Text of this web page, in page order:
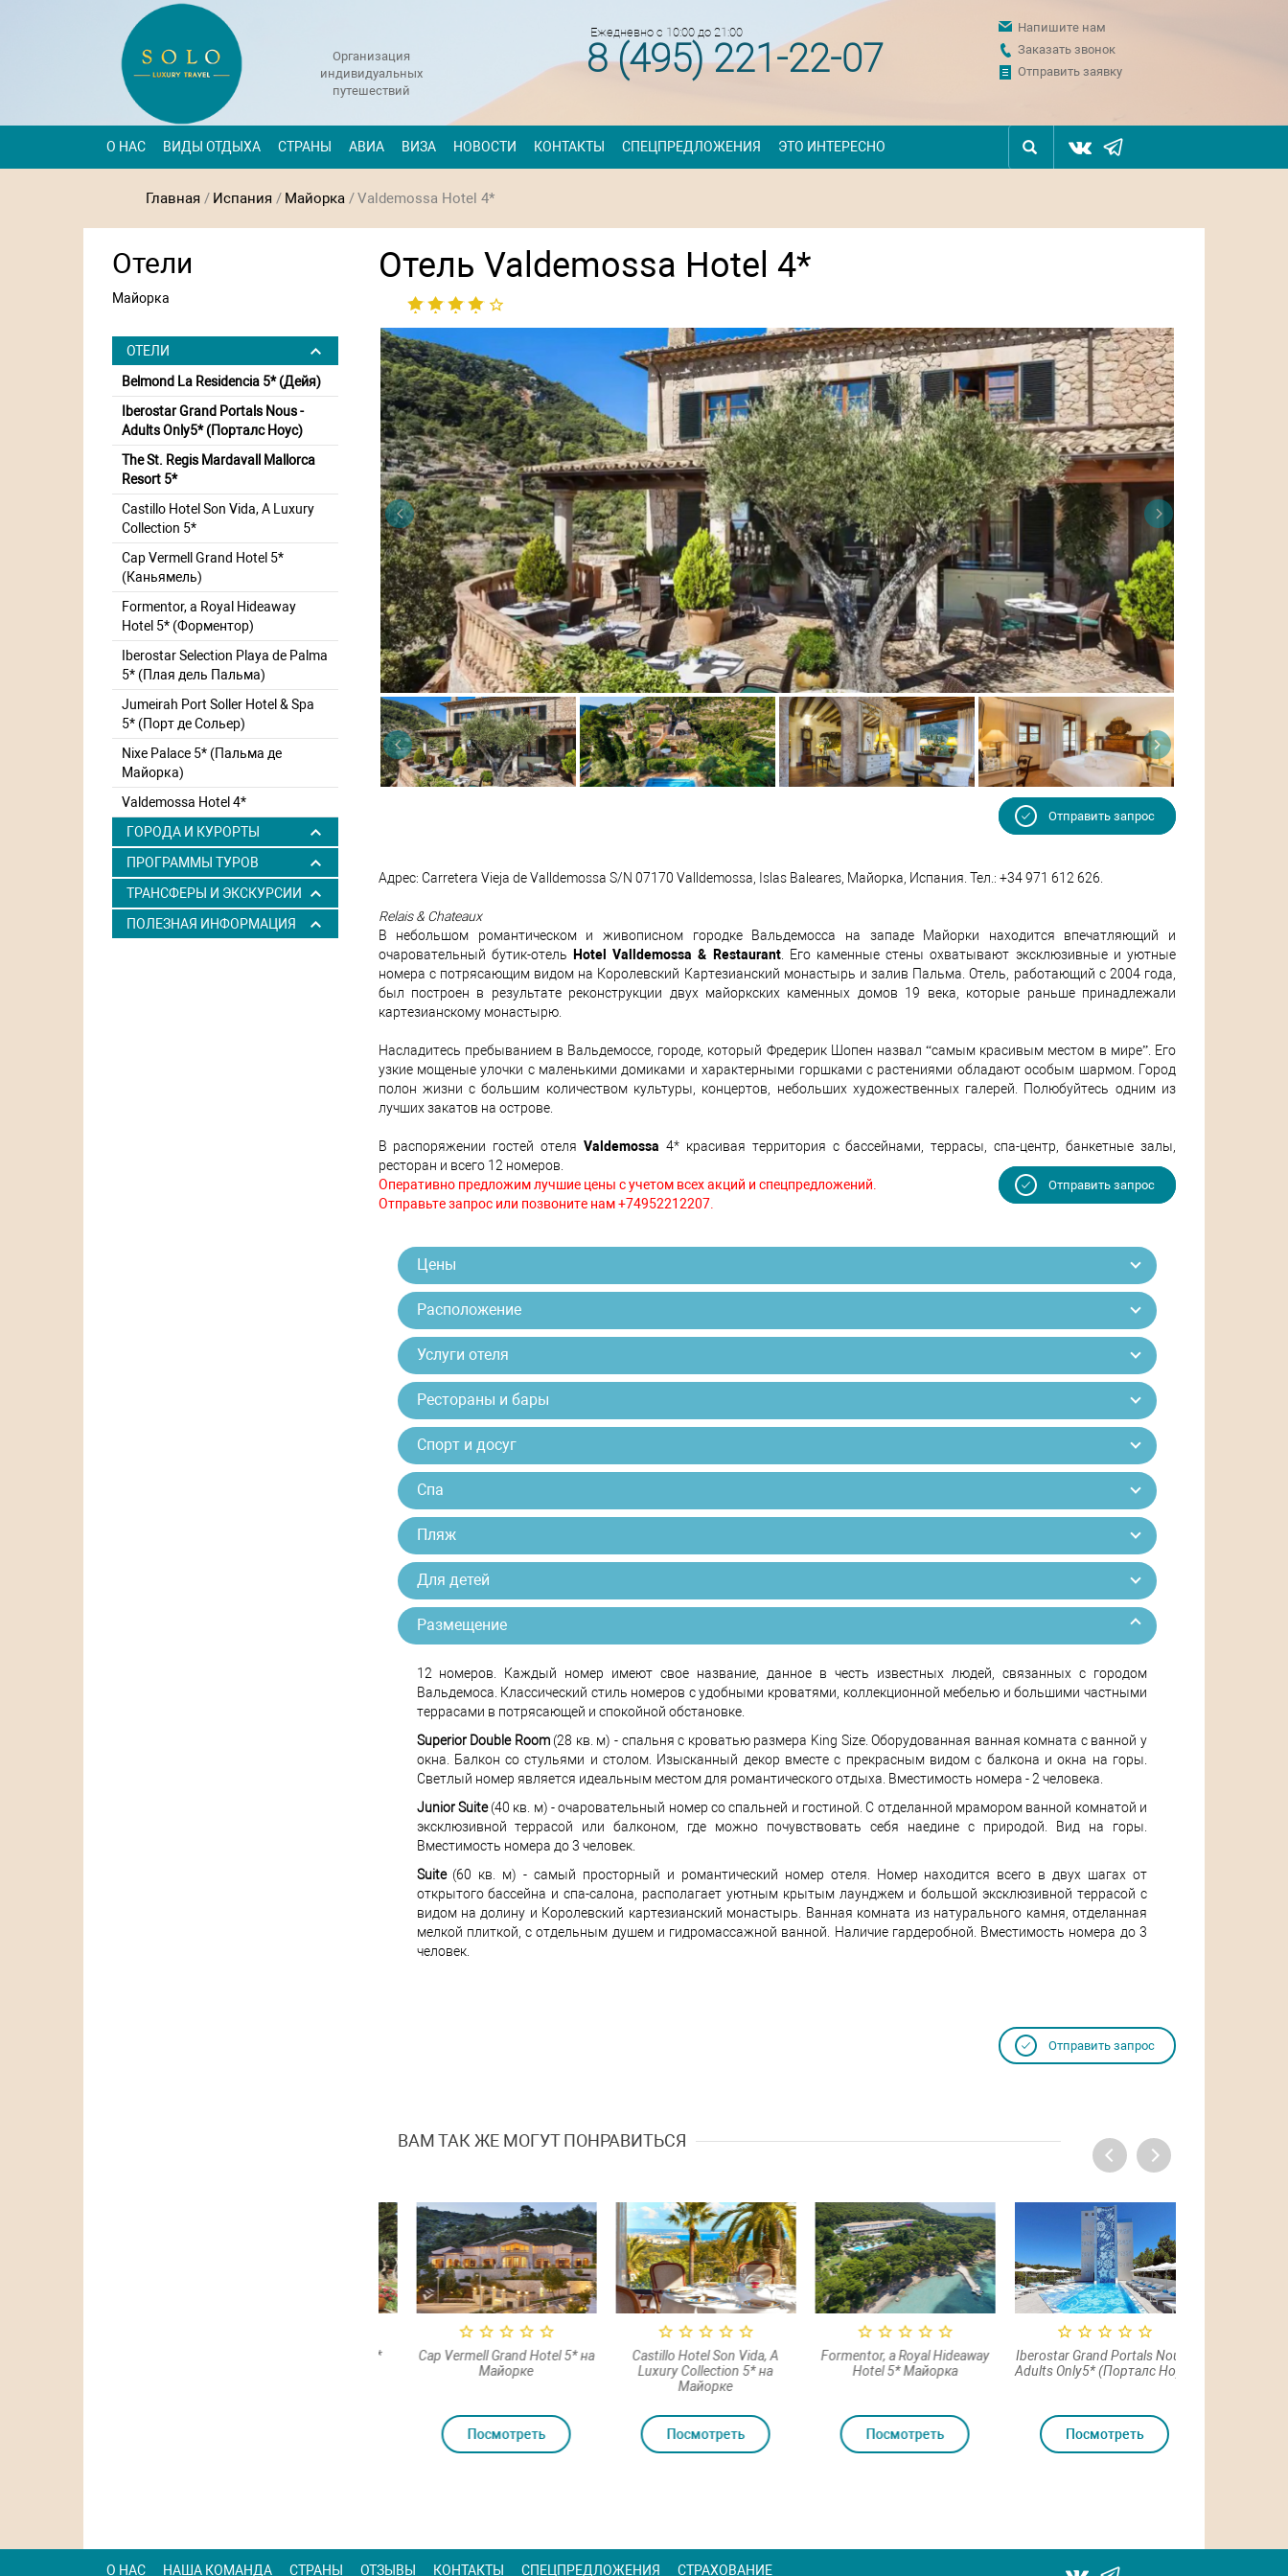
Организация
индивидуальных
путешествий
Ежедневно с 10:00 до 21:00
8 (495) 221-22-07
Напишите нам
Заказать звонок
Отправить заявку
О НАС ВИДЫ ОТДЫХА СТРАНЫ АВИА ВИЗА НОВОСТИ КОНТАКТЫ СПЕЦПРЕДЛОЖЕНИЯ ЭТО ИНТЕРЕСНО
Главная / Испания / Майорка /Valdemossa Hotel 4*
Отели
Майорка
ОТЕЛИ
Belmond La Residencia 5* (Дейя)
Iberostar Grand Portals Nous -
Adults Only5* (Порталс Ноус)
The St. Regis Mardavall Mallorca
Resort 5*
Castillo Hotel Son Vida, A Luxury
Collection 5*
Cap Vermell Grand Hotel 5*
(Каньямель)
Formentor, a Royal Hideaway
Hotel 5* (Форментор)
Iberostar Selection Playa de Palma
5* (Плая дель Пальма)
Jumeirah Port Soller Hotel & Spa
5* (Порт де Сольер)
Nixe Palace 5* (Пальма де
Майорка)
Valdemossa Hotel 4*
ГОРОДА И КУРОРТЫ
ПРОГРАММЫ ТУРОВ
ТРАНСФЕРЫ И ЭКСКУРСИИ
ПОЛЕЗНАЯ ИНФОРМАЦИЯ
Отель Valdemossa Hotel 4*
Отправить запрос
Адрес: Carretera Vieja de Valldemossa S/N 07170 Valldemossa, Islas Baleares, Майорка, Испания. Тел.: +34 971 612 626.
Relais & Chateaux
В небольшом романтическом и живописном городке Вальдемосса на западе Майорки находится впечатляющий и
очаровательный бутик-отель Hotel Valldemossa & Restaurant. Его каменные стены охватывают эксклюзивные и уютные
номера с потрясающим видом на Королевский Картезианский монастырь и залив Пальма. Отель, работающий с 2004 года,
был построен в результате реконструкции двух майоркских каменных домов 19 века, которые раньше принадлежали
картезианскому монастырю.
Насладитесь пребыванием в Вальдемоссе, городе, который Фредерик Шопен назвал “самым красивым местом в мире”. Его
узкие мощеные улочки с маленькими домиками и характерными горшками с растениями обладают особым шармом. Город
полон жизни с большим количеством культуры, концертов, небольших художественных галерей. Полюбуйтесь одним из
лучших закатов на острове.
В распоряжении гостей отеляValdemossa 4* красивая территория с бассейнами, террасы, спа-центр, банкетные залы,
ресторан и всего 12 номеров.
Оперативно предложим лучшие цены с учетом всех акций и спецпредложений.
Отправьте запрос или позвоните нам +74952212207.
Отправить запрос
Цены
Расположение
Услуги отеля
Рестораны и бары
Спорт и досуг
Спа
Пляж
Для детей
Размещение
12 номеров. Каждый номер имеют свое название, данное в честь известных людей, связанных с городом
Вальдемоса. Классический стиль номеров с удобными кроватями, коллекционной мебелью и большими частными
террасами в потрясающей и спокойной обстановке.
Superior Double Room(28 кв. м) - спальня с кроватью размера King Size. Оборудованная ванная комната с ванной у
окна. Балкон со стульями и столом. Изысканный декор вместе с прекрасным видом с балкона и окна на горы.
Светлый номер является идеальным местом для романтического отдыха. Вместимость номера - 2 человека.
Junior Suite(40 кв. м) - очаровательный номер со спальней и гостиной. С отделанной мрамором ванной комнатой и
эксклюзивной террасой или балконом, где можно почувствовать себя наедине с природой. Вид на горы.
Вместимость номера до 3 человек.
Suite(60 кв. м) - самый просторный и романтический номер отеля. Номер находится всего в двух шагах от
открытого бассейна и спа-салона, располагает уютным крытым лаунджем и большой эксклюзивной террасой с
видом на долину и Королевский картезианский монастырь. Ванная комната из натурального камня, отделанная
мелкой плиткой, с отдельным душем и гидромассажной ванной. Наличие гардеробной. Вместимость номера до 3
человек.
Отправить запрос
ВАМ ТАК ЖЕ МОГУТ ПОНРАВИТЬСЯ
Cap Vermell Grand Hotel 5* на
Майорке
Посмотреть
Castillo Hotel Son Vida, A
Luxury Collection 5* на
Майорке
Посмотреть
Formentor, a Royal Hideaway
Hotel 5* Майорка
Посмотреть
Iberostar Grand Portals Nous -
Adults Only5* (Порталс Ноус)
Посмотреть
О НАС НАША КОМАНДА СТРАНЫ ОТЗЫВЫ КОНТАКТЫ СПЕЦПРЕДЛОЖЕНИЯ СТРАХОВАНИЕ